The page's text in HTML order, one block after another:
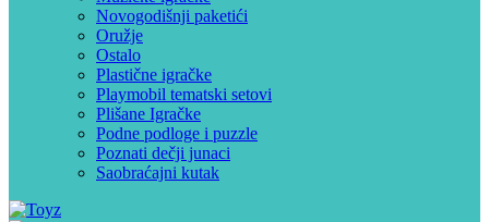
Novogodišnji paketići
Oružje
Ostalo
Plastične igračke
Playmobil tematski setovi
Plišane Igračke
Podne podloge i puzzle
Poznati dečji junaci
Saobraćajni kutak